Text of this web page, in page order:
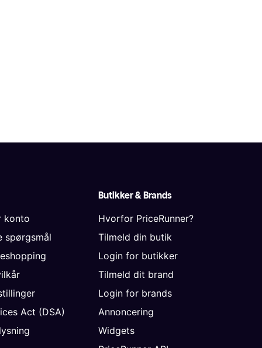
konto
spørgsmål
Act (DSA)
Butikker & Brands
Hvorfor PriceRunner?
Tilmeld din butik
Login for butikker
Tilmeld dit brand
Login for brands
Annoncering
Widgets